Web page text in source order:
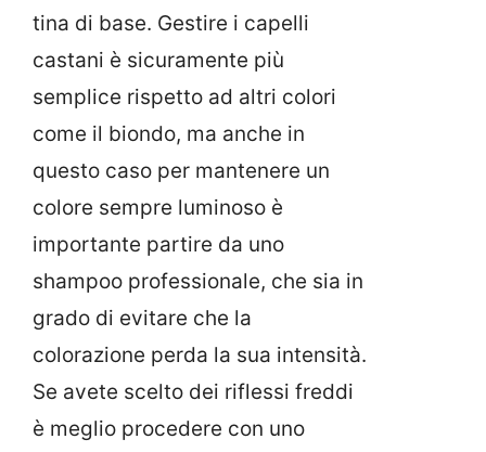
tina di base. Gestire i capelli
castani è sicuramente più
semplice rispetto ad altri colori
come il biondo, ma anche in
questo caso per mantenere un
colore sempre luminoso è
importante partire da uno
shampoo professionale, che sia in
grado di evitare che la
colorazione perda la sua intensità.
Se avete scelto dei riflessi freddi
è meglio procedere con uno